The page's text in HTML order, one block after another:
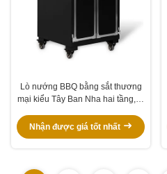
Lò nướng BBQ bằng sắt thương
mại kiểu Tây Ban Nha hai tầng, lò
dưới
Nhận được giá tốt nhất